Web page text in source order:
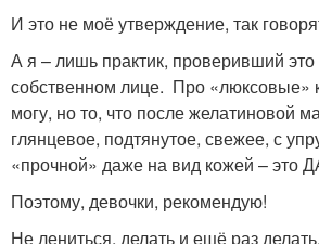
И это не моё утверждение, так
А я – лишь практик, проверивший
собственном лице. Про «люксовые»
могу, но то, что после желатиновой
глянцевое, подтянутое, свежее, с
«прочной» даже на вид кожей – это
Поэтому, девочки, рекомендую!
Не лениться, делать и ещё раз